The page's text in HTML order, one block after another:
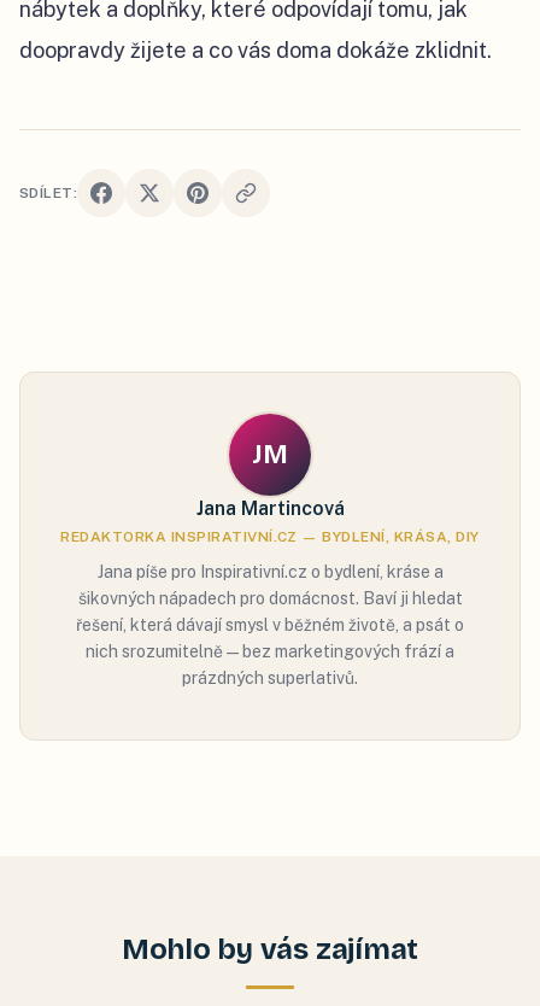
nábytek a doplňky, které odpovídají tomu, jak
doopravdy žijete a co vás doma dokáže zklidnit.
SDÍLET:
JM
Jana Martincová
REDAKTORKA INSPIRATIVNÍ.CZ — BYDLENÍ, KRÁSA, DIY
Jana píše pro Inspirativní.cz o bydlení, kráse a
šikovných nápadech pro domácnost. Baví ji hledat
řešení, která dávají smysl v běžném životě, a psát o
nich srozumitelně — bez marketingových frází a
prázdných superlativů.
Mohlo by vás zajímat